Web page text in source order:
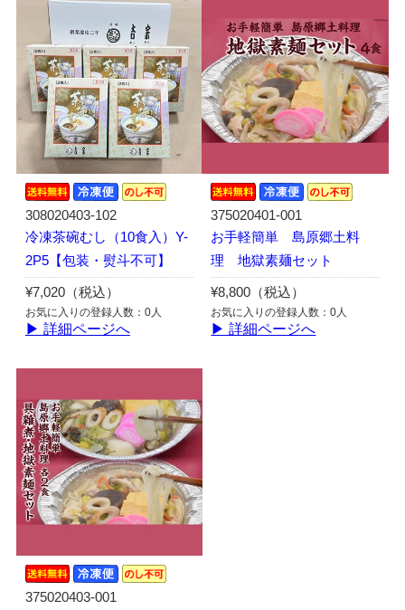
308020403-102
冷凍茶碗むし（10食入）Y-
2P5【包装・熨斗不可】
¥7,020（税込）
お気に入りの登録人数：0人
▶ 詳細ページへ
375020401-001
お手軽簡単 島原郷土料
理 地獄素麺セット
¥8,800（税込）
お気に入りの登録人数：0人
▶ 詳細ページへ
375020403-001